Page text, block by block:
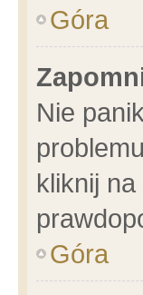
Góra
Nie
kliknij
Góra